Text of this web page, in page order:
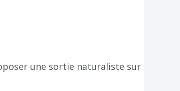
une sortie naturaliste sur